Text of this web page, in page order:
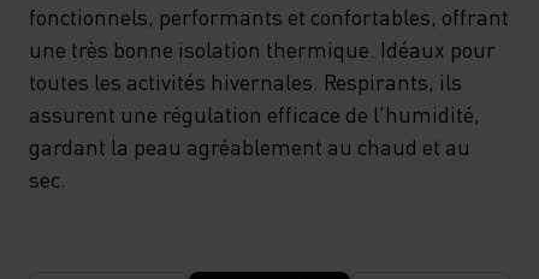
fonctionnels, performants et confortables, offrant
une très bonne isolation thermique. Idéaux pour
toutes les activités hivernales. Respirants, ils
assurent une régulation efficace de l'humidité,
gardant la peau agréablement au chaud et au
sec.